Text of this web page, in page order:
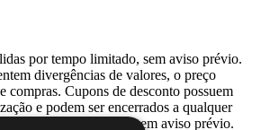
por tempo limitado, sem aviso prévio.
divergências de valores, o preço
compras. Cupons de desconto possuem
e podem ser encerrados a qualquer
sua disponibilidade e sem aviso prévio.